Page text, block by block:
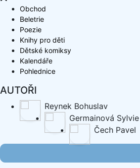
Obchod
Beletrie
Poezie
Knihy pro děti
Dětské komiksy
Kalendáře
Pohlednice
AUTOŘI
Reynek Bohuslav
Germainová Sylvie
Čech Pavel